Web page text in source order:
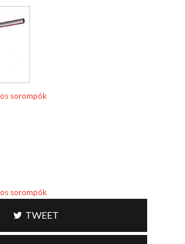
sorompók
sorompók
TWEET